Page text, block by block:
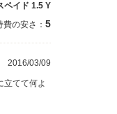
ペイド 1.5 Y
費の安さ： 5
2016/03/09
立てて何よ